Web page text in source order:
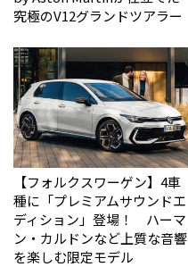
究極のV12グランドツアラー
【フォルクスワーゲン】4車
種に「プレミアムサウンドエ
ディション」登場！ ハーマ
ン・カルドンなど上質な音響
を楽しむ限定モデル